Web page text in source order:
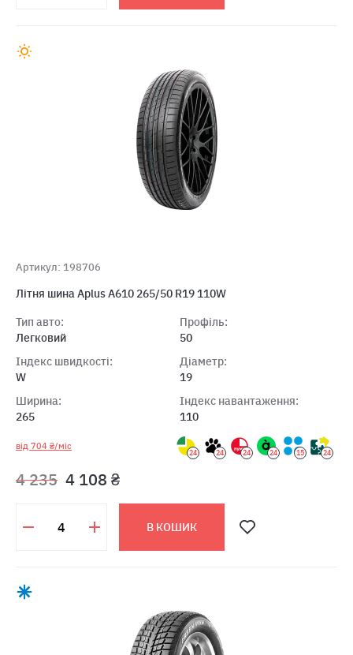
Артикул: 198706
Літня шина Aplus A610 265/50 R19 110W
Тип авто:
Легковий
Індекс швидкості:
W
Ширина:
265
Профіль:
50
Діаметр:
19
Індекс навантаження:
110
від 704 ₴/міс
24 24 24 24 15 24
4 235 4 108 ₴
В КОШИК